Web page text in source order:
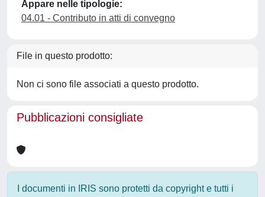
Appare nelle tipologie:
04.01 - Contributo in atti di convegno
File in questo prodotto:
Non ci sono file associati a questo prodotto.
Pubblicazioni consigliate
I documenti in IRIS sono protetti da copyright e tutti i